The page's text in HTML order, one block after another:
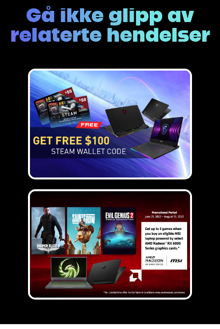
Gå ikke glipp av
relaterte hendelser